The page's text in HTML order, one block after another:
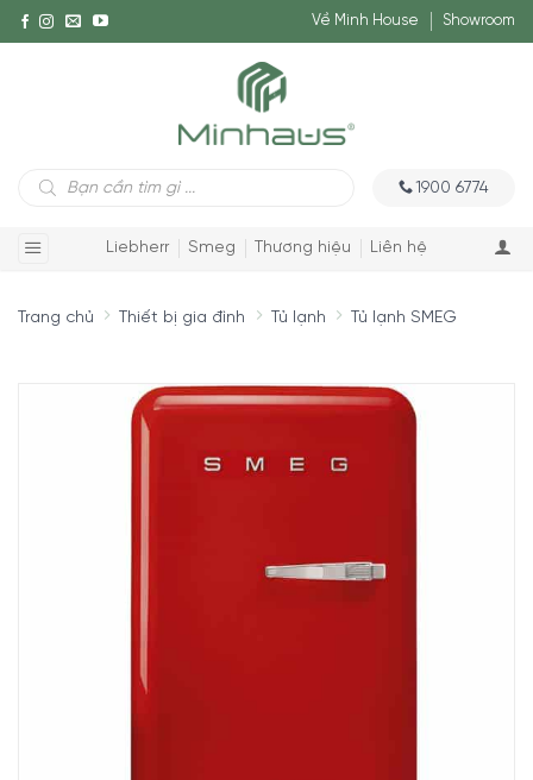
Về Minh House Showroom
Tìm
kiếm
1900 6774
Liebherr Smeg Thương hiệu Liên hệ
Trang chủ Thiết bị gia đình Tủ lạnh Tủ lạnh SMEG